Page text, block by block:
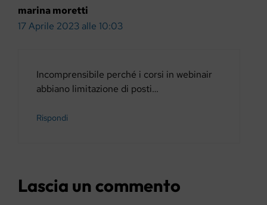
marina moretti
17 Aprile 2023 alle 10:03
Incomprensibile perché i corsi in webinair
abbiano limitazione di posti…
Rispondi
Lascia un commento